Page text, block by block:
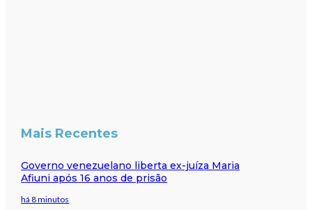
Mais Recentes
Governo venezuelano liberta ex-juíza Maria
Afiuni após 16 anos de prisão
há 8 minutos